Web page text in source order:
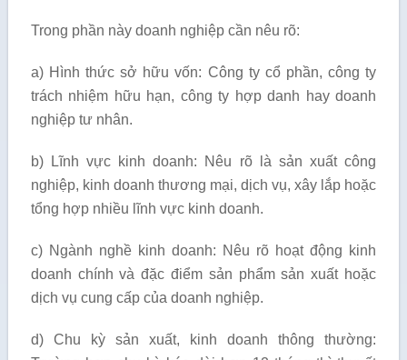
Trong phần này doanh nghiệp cần nêu rõ:
a) Hình thức sở hữu vốn: Công ty cổ phần, công ty
trách nhiệm hữu hạn, công ty hợp danh hay doanh
nghiệp tư nhân.
b) Lĩnh vực kinh doanh: Nêu rõ là sản xuất công
nghiệp, kinh doanh thương mại, dịch vụ, xây lắp hoặc
tổng hợp nhiều lĩnh vực kinh doanh.
c) Ngành nghề kinh doanh: Nêu rõ hoạt động kinh
doanh chính và đặc điểm sản phẩm sản xuất hoặc
dịch vụ cung cấp của doanh nghiệp.
d) Chu kỳ sản xuất, kinh doanh thông thường: